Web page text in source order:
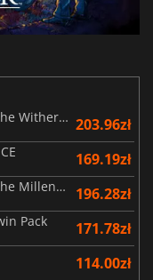
Dragon Quest Monsters The Withered World 203.96zł
169.19zł
The Adventures of Elliot The Millennium Tales 196.28zł
Pack 171.78zł
114.00zł